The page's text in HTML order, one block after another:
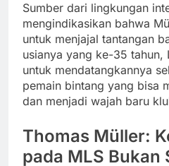
Sumber dari lingkungan
mengindikasikan bahwa
untuk menjajal tantangan
usianya yang ke-35 tahun,
untuk mendatangkannya
pemain bintang yang bisa
dan menjadi wajah baru
Thomas Müller:
pada MLS Bukan